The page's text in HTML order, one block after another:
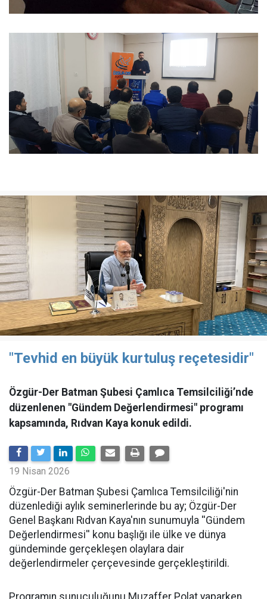
"Tevhid en büyük kurtuluş reçetesidir"
Özgür-Der Batman Şubesi Çamlıca Temsilciliği’nde
düzenlenen "Gündem Değerlendirmesi" programı
kapsamında, Rıdvan Kaya konuk edildi.
19 Nisan 2026
​Özgür-Der Batman Şubesi Çamlıca Temsilciliği'nin
düzenlediği aylık seminerlerinde bu ay; Özgür-Der
Genel Başkanı Rıdvan Kaya'nın sunumuyla ''Gündem
Değerlendirmesi'' konu başlığı ile ülke ve dünya
gündeminde gerçekleşen olaylara dair
değerlendirmeler çerçevesinde gerçekleştirildi.
Programın sunuculuğunu Muzaffer Polat yaparken,